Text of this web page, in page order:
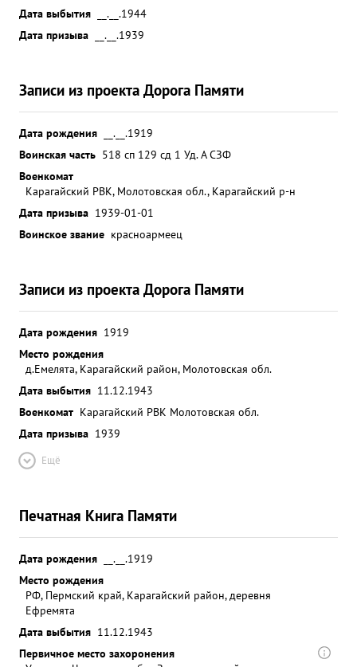
Дата выбытия
__.__.1944
Дата призыва
__.__.1939
Записи из проекта Дорога Памяти
Дата рождения
__.__.1919
Воинская часть 518 сп 129 сд 1 Уд. А СЗФ
Военкомат
Карагайский РВК, Молотовская обл., Карагайский р-н
Дата призыва 1939-01-01
Воинское звание красноармеец
Записи из проекта Дорога Памяти
Дата рождения 1919
Место рождения
д.Емелята, Карагайский район, Молотовская обл.
Дата выбытия 11.12.1943
Военкомат Карагайский РВК Молотовская обл.
Дата призыва 1939
Ещё
Печатная Книга Памяти
Дата рождения
__.__.1919
Место рождения
РФ, Пермский край, Карагайский район, деревня
Ефремята
Дата выбытия 11.12.1943
Первичное место захоронения